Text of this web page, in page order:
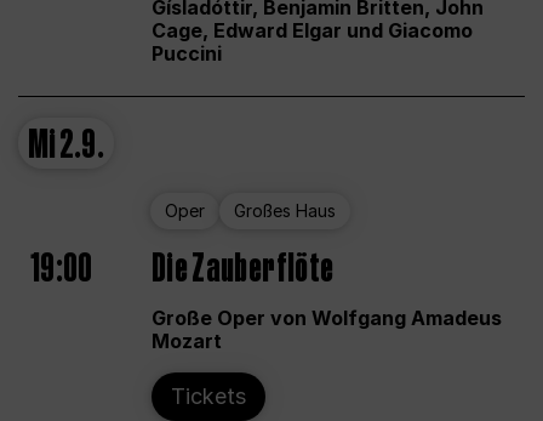
Gísladóttir, Benjamin Britten, John
Cage, Edward Elgar und Giacomo
Puccini
Mi2.9.
Oper Großes Haus
19:00 Die Zauberflöte
Große Oper von Wolfgang Amadeus
Mozart
Tickets